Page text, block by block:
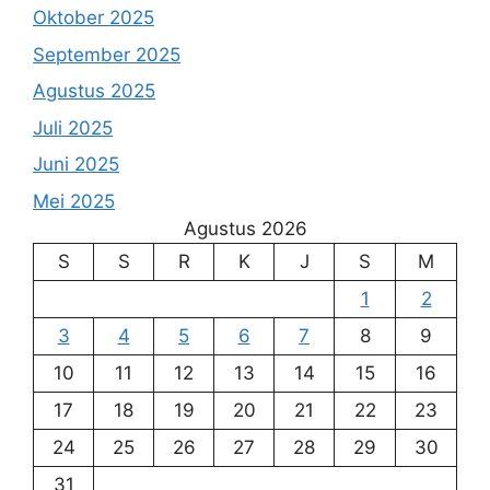
Oktober 2025
September 2025
Agustus 2025
Juli 2025
Juni 2025
Mei 2025
Agustus 2026
S
S R K J S
M
1
2
3
4 5 6 7 8
9
10
11 12 13 14 15
16
17
18 19 20 21 22
23
24
25 26 27 28 29
30
31